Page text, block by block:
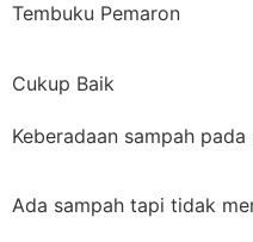
Tembuku Pemaron
Cukup Baik
Keberadaan sampah
Ada sampah tapi tidak